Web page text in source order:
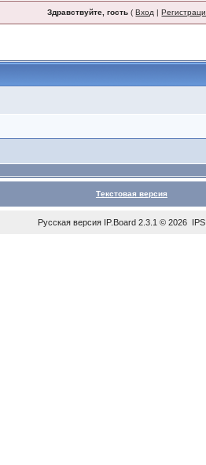
Здравствуйте, гость (Вход |
Текстовая версия
Русская версия IP.Board 2.3.1 © 2026